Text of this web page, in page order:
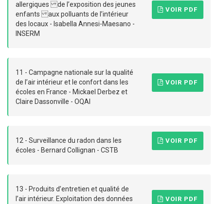
allergiques de l’exposition des jeunes
enfants aux polluants de l’intérieur
des locaux - Isabella Annesi-Maesano -
INSERM
VOIR PDF
11 - Campagne nationale sur la qualité
de l’air intérieur et le confort dans les
écoles en France - Mickael Derbez et
Claire Dassonville - OQAI
VOIR PDF
12 - Surveillance du radon dans les
écoles - Bernard Collignan - CSTB
VOIR PDF
13 - Produits d’entretien et qualité de
l’air intérieur. Exploitation des données
VOIR PDF